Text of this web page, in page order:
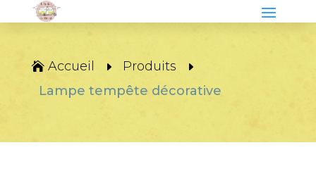
Accueil
Produits
Lampe tempête décorative